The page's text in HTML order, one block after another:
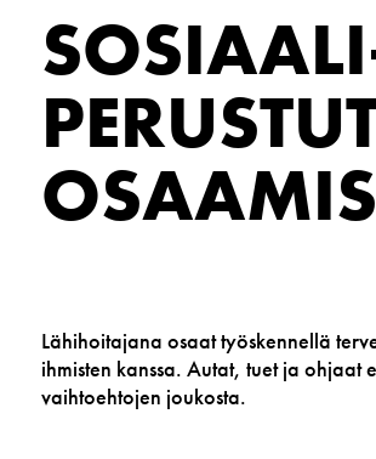
Lähihoitajana osaat työskennellä
ihmisten kanssa. Autat, tuet ja ohjaat
vaihtoehtojen joukosta.